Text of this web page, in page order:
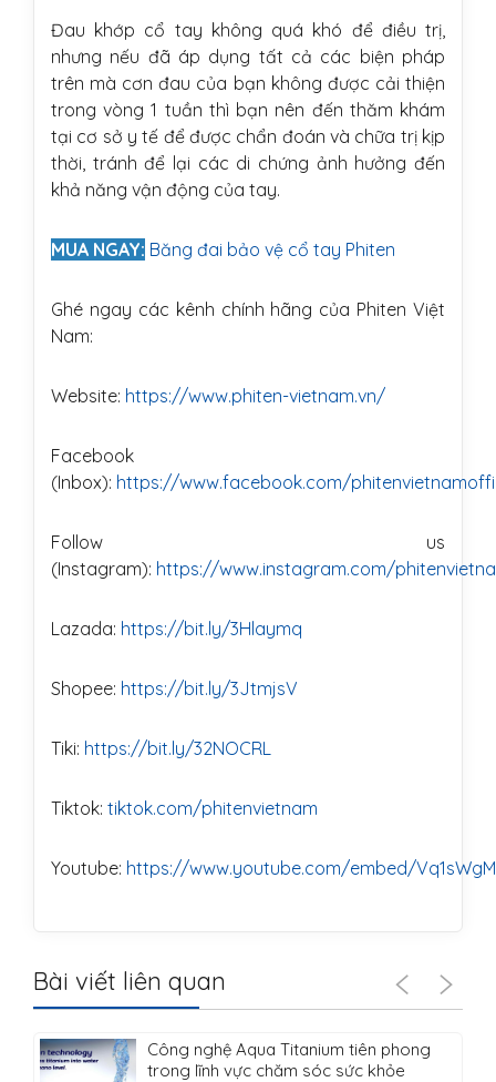
Đau khớp cổ tay không quá khó để điều trị,
nhưng nếu đã áp dụng tất cả các biện pháp
trên mà cơn đau của bạn không được cải thiện
trong vòng 1 tuần thì bạn nên đến thăm khám
tại cơ sở y tế để được chẩn đoán và chữa trị kịp
thời, tránh để lại các di chứng ảnh hưởng đến
khả năng vận động của tay.
MUA NGAY: Băng đai bảo vệ cổ tay Phiten
Ghé ngay các kênh chính hãng của Phiten Việt
Nam:
Website: https://www.phiten-vietnam.vn/
Facebook
(Inbox): https://www.facebook.com/
Follow us
(Instagram): https://www.instagram.com/
Lazada: https://bit.ly/3Hlaymq
Shopee: https://bit.ly/3JtmjsV
Tiki: https://bit.ly/32NOCRL
Tiktok: tiktok.com/phitenvietnam
Youtube: https://www.youtube.com/embed/
Bài viết liên quan
Công nghệ Aqua Titanium tiên phong
trong lĩnh vực chăm sóc sức khỏe